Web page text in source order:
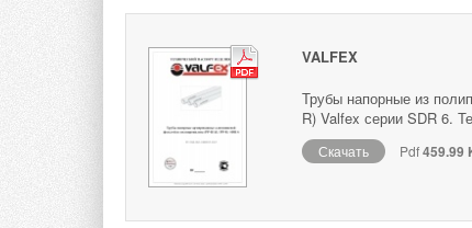
VALFEX
Трубы напорные из
R) Valfex серии SDR 6.
Скачать Pdf459.99